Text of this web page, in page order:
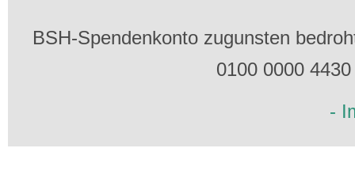
BSH-Spendenkonto zugunsten
0100 0000
-